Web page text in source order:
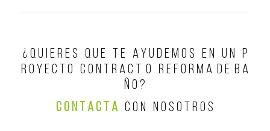
¿ Q U I E R E S Q U E T E A Y U D E M O S E N U N P
R O Y E C T O C O N T R A C T O R E F O R M A D E B A
Ñ O ?
C O N T A C T AC O N N O S O T R O S